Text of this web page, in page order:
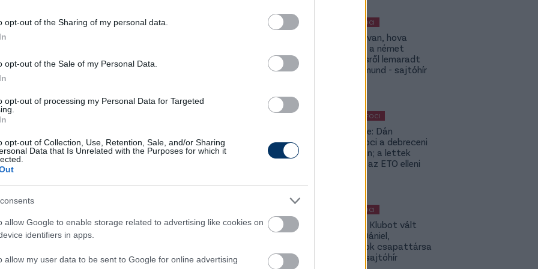
opt-out of the Sharing of my personal data.
opt-out of the Sale of my Personal Data.
opt-out of processing my Personal Data for Targeted
opt-out of Collection, Use, Retention, Sale, and/or Sharing
Data that Is Unrelated with the Purposes for which it
allow Google to enable storage related to advertising like cookies on
identifiers in apps.
allow my user data to be sent to Google for online advertising
A kékeknél viszont csak négy
előző szezon második felében a
riválisa, a Besiktas érdeklődik, amely fizetne
A sajtóhírek szerint a klubok már
hogy a Galatasaray is ajánlatot tett a
2023 között 84 alkalommal lépett pályára
I: Közel volt, de nem tudott
debütálni a Fehérvár
Tímár Krisztián - videó
a Fehérvár hazai pályán 1-1-es döntetlent
MAGYAR FOCI
ETO: Megvan, hova
igazolhat a német
szerződésről lemaradt
Tóth Rajmund - sajtóhír
KÜLFÖLDI FOCI
Lapszemle: Dán
szambafoci a debreceni
szaunában; a lettek
kevesellik az ETO elleni
MAGYAR FOCI
Légiósok: Klubot vált
Gazdag Dániel,
világbajnok csapattársa
is lehet - sajtóhír